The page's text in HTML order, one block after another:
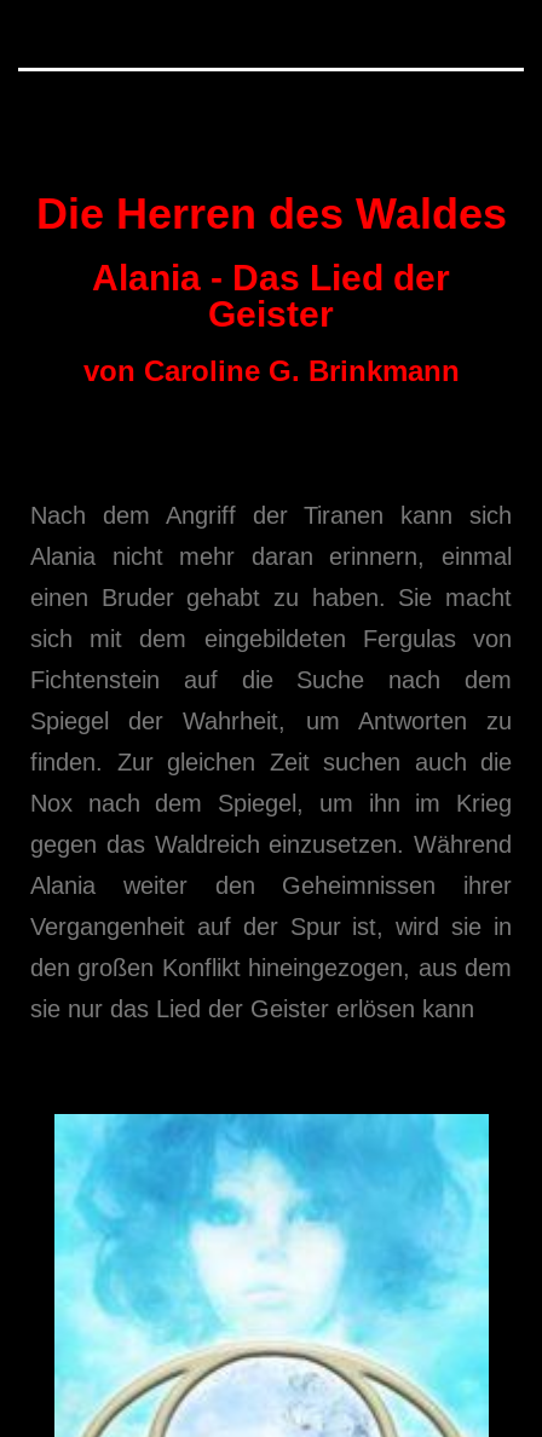
Die Herren des Waldes
Alania - Das Lied der
Geister
von Caroline G. Brinkmann
Nach dem Angriff der Tiranen kann sich
Alania nicht mehr daran erinnern, einmal
einen Bruder gehabt zu haben. Sie macht
sich mit dem eingebildeten Fergulas von
Fichtenstein auf die Suche nach dem
Spiegel der Wahrheit, um Antworten zu
finden. Zur gleichen Zeit suchen auch die
Nox nach dem Spiegel, um ihn im Krieg
gegen das Waldreich einzusetzen. Während
Alania weiter den Geheimnissen ihrer
Vergangenheit auf der Spur ist, wird sie in
den großen Konflikt hineingezogen, aus dem
sie nur das Lied der Geister erlösen kann